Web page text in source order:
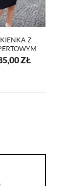
Z
I
ZŁ